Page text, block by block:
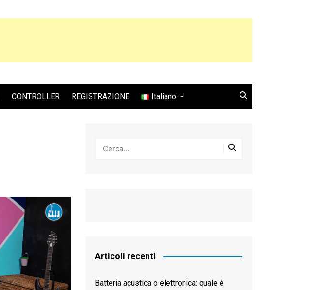
CONTROLLER REGISTRAZIONE Italiano
Articoli recenti
Batteria acustica o elettronica: quale è